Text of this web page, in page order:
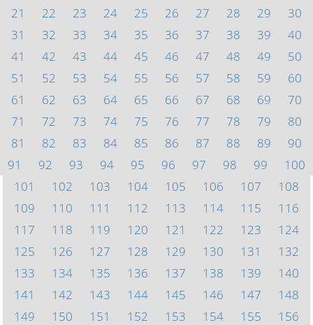
21
22 23 24 25 26 27 28 29
30
31
32 33 34 35 36 37 38 39
40
41
42 43 44 45 46 47 48 49
50
51
52 53 54 55 56 57 58 59
60
61
62 63 64 65 66 67 68 69
70
71
72 73 74 75 76 77 78 79
80
81
82 83 84 85 86 87 88 89
90
91
92 93 94 95 96 97 98 99
100
101
102 103 104 105 106 107
108
109
110 111 112 113 114 115
116
117
118 119 120 121 122 123
124
125
126 127 128 129 130 131
132
133
134 135 136 137 138 139
140
141
142 143 144 145 146 147
148
149
150 151 152 153 154 155
156